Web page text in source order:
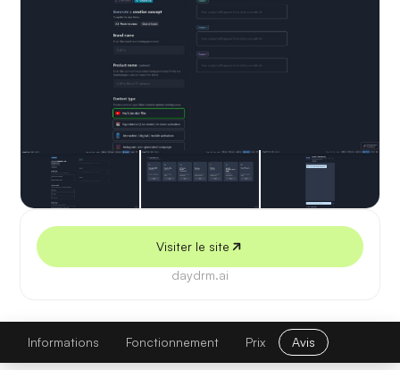
Visiter le site
daydrm.ai
Daydrm
Visiter le site
Informations
Fonctionnement Prix Avis